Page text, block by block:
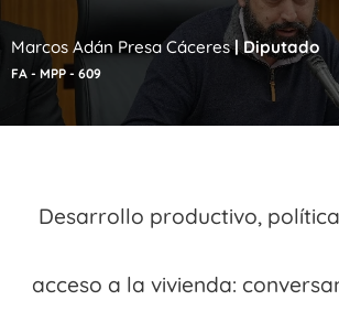
Marcos Adán Presa Cáceres|Diputado
FA - MPP - 609
Desarrollo productivo,
acceso a la vivienda: